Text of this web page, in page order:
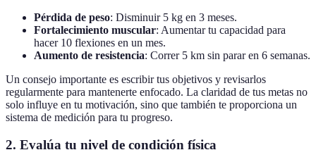
Pérdida de peso: Disminuir 5 kg en 3 meses.
Fortalecimiento muscular: Aumentar tu capacidad para
hacer 10 flexiones en un mes.
Aumento de resistencia: Correr 5 km sin parar en 6 semanas.
Un consejo importante es escribir tus objetivos y revisarlos
regularmente para mantenerte enfocado. La claridad de tus metas no
solo influye en tu motivación, sino que también te proporciona un
sistema de medición para tu progreso.
2. Evalúa tu nivel de condición física